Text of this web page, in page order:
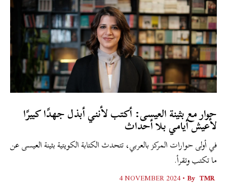
حوار مع بثينة العيسى: أكتب لأنني أبذل جهدًا كبيرًا
لأعيش أيامي بلا أحداث
في أولى حوارات المركز بالعربي، تتحدث الكتابة الكويتية بثينة العيسى عن
ما تكتب وتقرأ.
TMR
4 NOVEMBER 2024